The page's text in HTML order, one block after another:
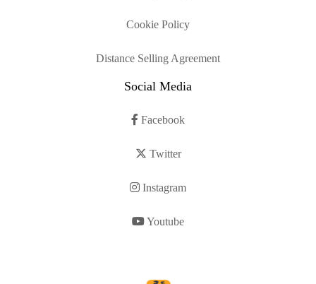
Cookie Policy
Distance Selling Agreement
Social Media
Facebook
Twitter
Instagram
Youtube